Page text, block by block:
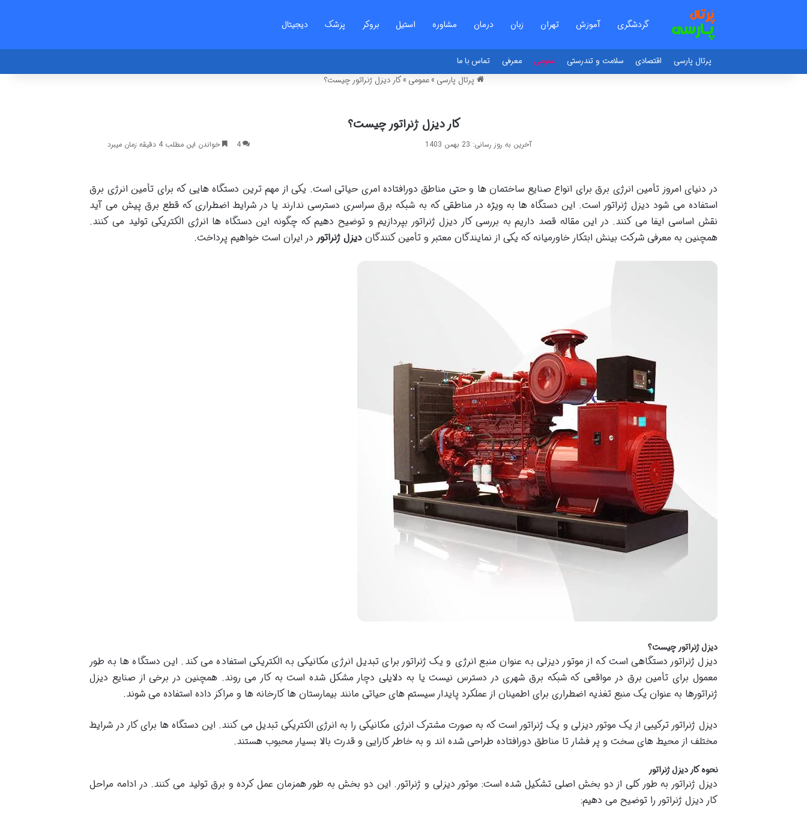
گردشگری آموزش تهران زبان درمان مشاوره استیل بروکر پزشک دیجیتال
پرتال پارسی اقتصادی سلامت و تندرستی عمومی معرفی
تماس با ما
پرتال پارسی » عمومی » کار دیزل ژنراتور چیست؟
کار دیزل ژنراتور چیست؟
آخرین به روز رسانی: 23 بهمن 1403 4 خواندن این مطلب 4 دقیقه زمان میبرد
در دنیای امروز تأمین انرژی برق برای انواع صنایع ساختمان ها و حتی مناطق دورافتاده امری حیاتی است. یکی از مهم ترین دستگاه هایی که برای تأمین انرژی برق
استفاده می شود دیزل ژنراتور است. این دستگاه ها به ویژه در مناطقی که به شبکه برق سراسری دسترسی ندارند یا در شرایط اضطراری که قطع برق پیش می آید
نقش اساسی ایفا می کنند. در این مقاله قصد داریم به بررسی کار دیزل ژنراتور بپردازیم و توضیح دهیم که چگونه این دستگاه ها انرژی الکتریکی تولید می کنند.
همچنین به معرفی شرکت بینش ابتکار خاورمیانه که یکی از نمایندگان معتبر و تأمین کنندگاندیزل ژنراتور در ایران است خواهیم پرداخت.
دیزل ژنراتور چیست؟
دیزل ژنراتور دستگاهی است که از موتور دیزلی به عنوان منبع انرژی و یک ژنراتور برای تبدیل انرژی مکانیکی به الکتریکی استفاده می کند. این دستگاه ها به طور
معمول برای تأمین برق در مواقعی که شبکه برق شهری در دسترس نیست یا به دلایلی دچار مشکل شده است به کار می روند. همچنین در برخی از صنایع دیزل
ژنراتورها به عنوان یک منبع تغذیه اضطراری برای اطمینان از عملکرد پایدار سیستم های حیاتی مانند بیمارستان ها کارخانه ها و مراکز داده استفاده می شوند.
دیزل ژنراتور ترکیبی از یک موتور دیزلی و یک ژنراتور است که به صورت مشترک انرژی مکانیکی را به انرژی الکتریکی تبدیل می کنند. این دستگاه ها برای کار در شرایط
مختلف از محیط های سخت و پر فشار تا مناطق دورافتاده طراحی شده اند و به خاطر کارایی و قدرت بالا بسیار محبوب هستند.
نحوه کار دیزل ژنراتور
دیزل ژنراتور به طور کلی از دو بخش اصلی تشکیل شده است: موتور دیزلی و ژنراتور. این دو بخش به طور همزمان عمل کرده و برق تولید می کنند. در ادامه مراحل
کار دیزل ژنراتور را توضیح می دهیم: